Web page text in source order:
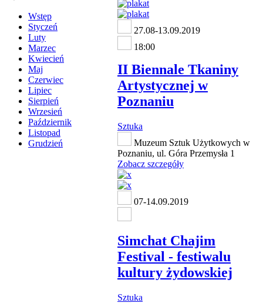
Wstęp
Styczeń
Luty
Marzec
Kwiecień
Maj
Czerwiec
Lipiec
Sierpień
Wrzesień
Październik
Listopad
Grudzień
27.08-13.09.2019
18:00
II Biennale Tkaniny
Artystycznej w
Poznaniu
Sztuka
Muzeum Sztuk Użytkowych w
Poznaniu, ul. Góra Przemysła 1
Zobacz szczegóły
07-14.09.2019
Simchat Chajim
Festival - festiwalu
kultury żydowskiej
Sztuka